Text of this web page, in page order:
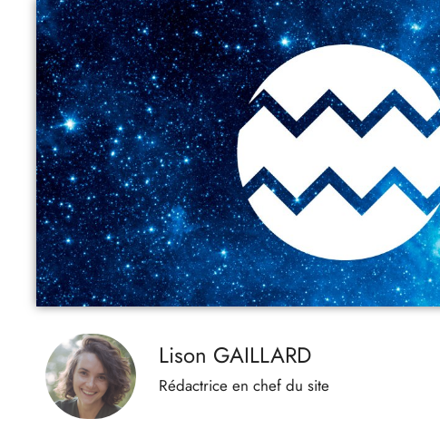
Lison GAILLARD
Rédactrice en chef du site